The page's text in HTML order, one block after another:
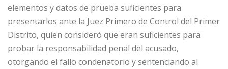
elementos y datos de prueba suficientes para
presentarlos ante la Juez Primero de Control del Primer
Distrito, quien consideró que eran suficientes para
probar la responsabilidad penal del acusado,
otorgando el fallo condenatorio y sentenciando al